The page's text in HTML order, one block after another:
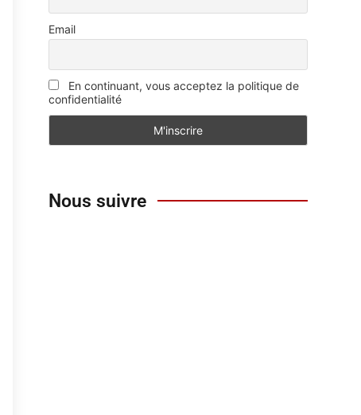
Email
En continuant, vous acceptez la politique de
confidentialité
Nous suivre